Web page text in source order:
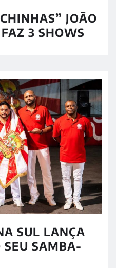
JOÃO
3 SHOWS
SUL LANÇA
SEU SAMBA-